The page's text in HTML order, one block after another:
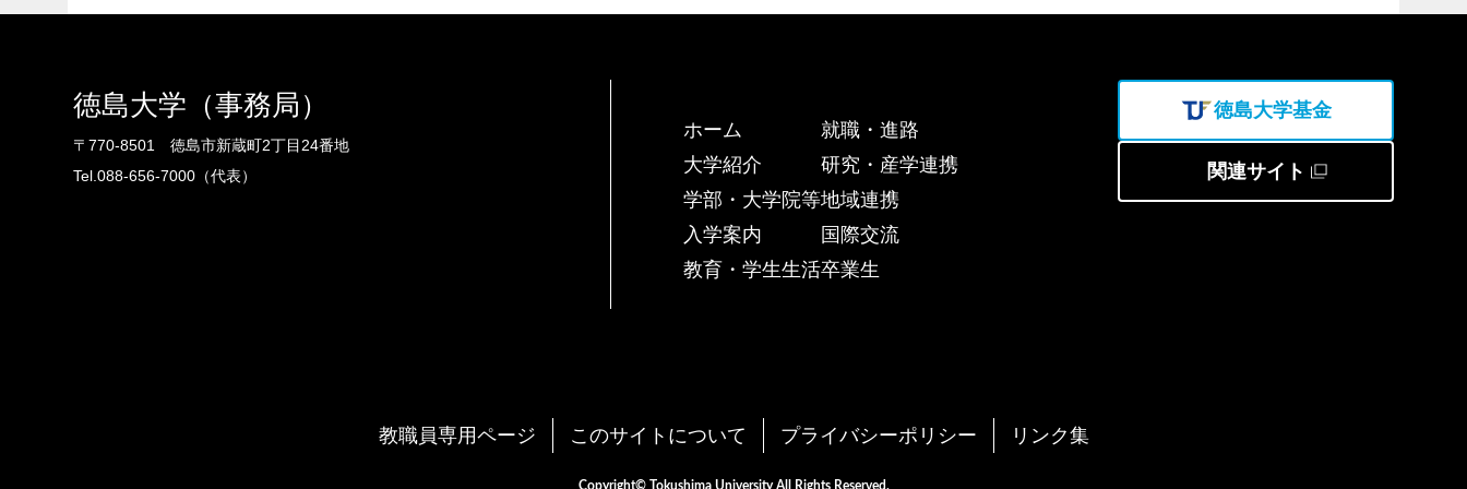
徳島大学（事務局）
〒770-8501 徳島市新蔵町2丁目24番地
Tel.088-656-7000（代表）
ホーム
大学紹介
学部・大学院等
入学案内
教育・学生生活
就職・進路
研究・産学連携
地域連携
国際交流
卒業生
徳島大学基金
関連サイト
教職員専用ページ このサイトについて プライバシーポリシー リンク集
Copyright© Tokushima University All Rights Reserved.